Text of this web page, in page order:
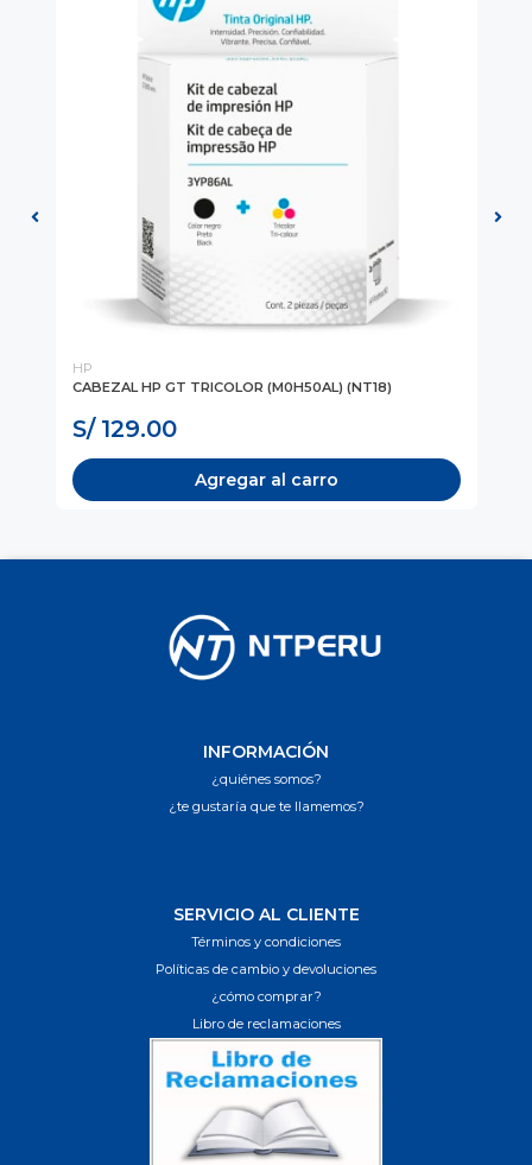
HP
CABEZAL HP GT TRICOLOR (M0H50AL) (NT18)
S/ 129.00
Agregar al carro
INFORMACIÓN
¿quiénes somos?
¿te gustaría que te llamemos?
SERVICIO AL CLIENTE
Términos y condiciones
Políticas de cambio y devoluciones
¿cómo comprar?
Libro de reclamaciones